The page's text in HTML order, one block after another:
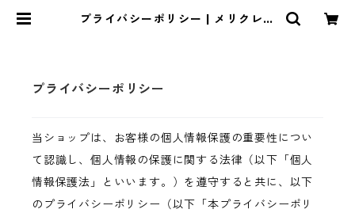
プライバシーポリシー | メリクレッ
プライバシーポリシー
当ショップは、お客様の個人情報保護の重要性につい
て認識し、個人情報の保護に関する法律（以下「個人
情報保護法」といいます。）を遵守すると共に、以下
のプライバシーポリシー（以下「本プライバシーポリ